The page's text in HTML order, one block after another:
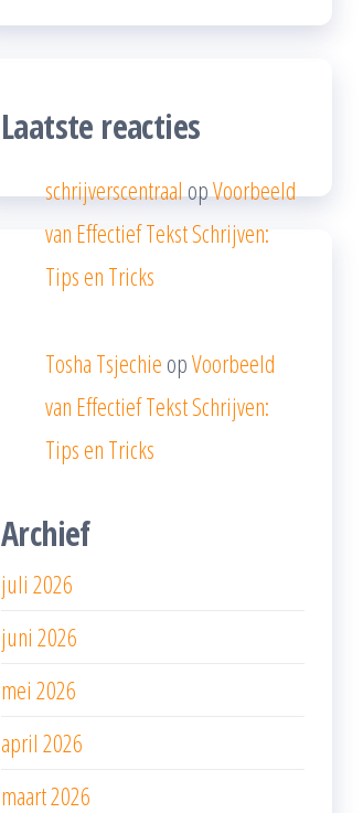
Laatste reacties
schrijverscentraalopVoorbeeld
van Effectief Tekst Schrijven:
Tips en Tricks
Tosha Tsjechie opVoorbeeld
van Effectief Tekst Schrijven:
Tips en Tricks
Archief
juli 2026
juni 2026
mei 2026
april 2026
maart 2026